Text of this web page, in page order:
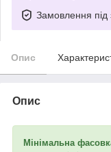
Замовлення під
Опис
Опис
Мінімальна